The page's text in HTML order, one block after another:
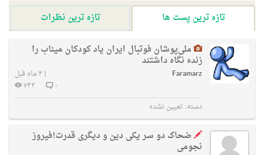
تازه ترین پست ها
تازه ترین نظرات
ملی‌پوشان فوتبال ایران یاد کودکان میناب را
زنده نگاه داشتند
Faramarz
| ۴ ماه قبل
۰
۷۴۳
دسته: تعیین نشده
ضحاک دو سر یکی دین و دیگری قدرت!فیروز
نجومی